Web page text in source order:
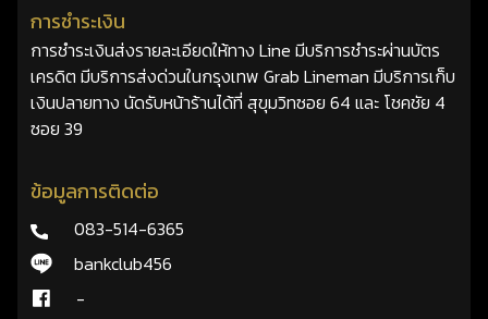
การชำระเงิน
การชำระเงินส่งรายละเอียดให้ทาง Line มีบริการชำระผ่านบัตร
เครดิต มีบริการส่งด่วนในกรุงเทพ Grab Lineman มีบริการเก็บ
เงินปลายทาง นัดรับหน้าร้านได้ที่ สุขุมวิทซอย 64 และ โชคชัย 4
ซอย 39
ข้อมูลการติดต่อ
083-514-6365
bankclub456
-